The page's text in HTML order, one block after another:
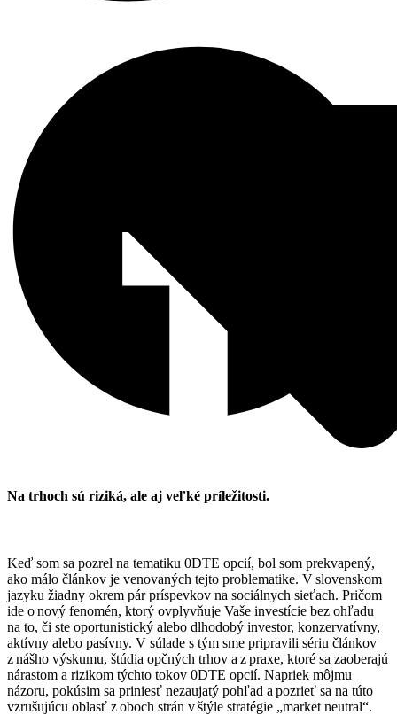
Na trhoch sú riziká, ale aj veľké príležitosti.
Keď som sa pozrel na tematiku 0DTE opcií, bol som prekvapený,
ako málo článkov je venovaných tejto problematike. V slovenskom
jazyku žiadny okrem pár príspevkov na sociálnych sieťach. Pričom
ide o nový fenomén, ktorý ovplyvňuje Vaše investície bez ohľadu
na to, či ste oportunistický alebo dlhodobý investor, konzervatívny,
aktívny alebo pasívny. V súlade s tým sme pripravili sériu článkov
z nášho výskumu, štúdia opčných trhov a z praxe, ktoré sa zaoberajú
nárastom a rizikom týchto tokov 0DTE opcií. Napriek môjmu
názoru, pokúsim sa priniesť nezaujatý pohľad a pozrieť sa na túto
vzrušujúcu oblasť z oboch strán v štýle stratégie „market neutral“.